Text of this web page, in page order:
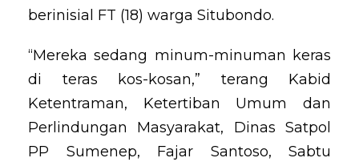
berinisial FT (18) warga Situbondo.
“Mereka sedang minum-minuman keras
di teras kos-kosan,” terang Kabid
Ketentraman, Ketertiban Umum dan
Perlindungan Masyarakat, Dinas Satpol
PP Sumenep, Fajar Santoso, Sabtu